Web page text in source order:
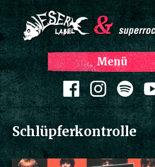
Menü
Zum Inhalt
Schlüpferkontrolle